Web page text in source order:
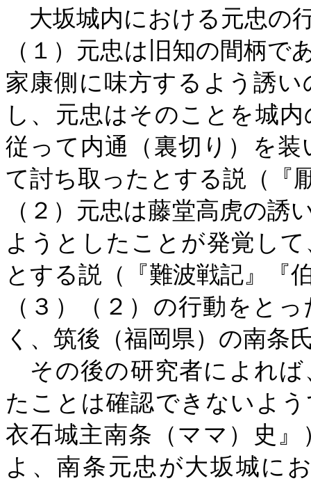
大坂城内における元忠の
（１）元忠は旧知の間柄
家康側に味方するよう誘
し、元忠はそのことを城
従って内通（裏切り）を
て討ち取ったとする説（『
（２）元忠は藤堂高虎の
ようとしたことが発覚し
とする説（『難波戦記』『
（３）（２）の行動をと
く、筑後（福岡県）の南条
その後の研究者によれば
たことは確認できないよ
衣石城主南条（ママ）史
よ、南条元忠が大坂城に